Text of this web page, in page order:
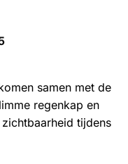
samen met de
regenkap en
tijdens